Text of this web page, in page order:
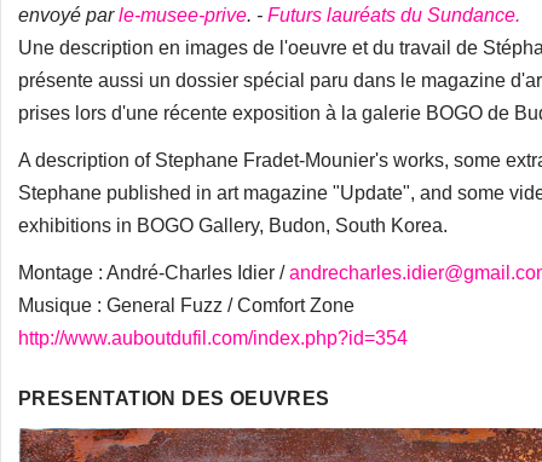
envoyé parle-musee-prive. - Futurs lauréats du Sundance.
Une description en images de l'oeuvre et du travail de
présente aussi un dossier spécial paru dans le magazine
prises lors d'une récente exposition à la galerie BOGO de
A description of Stephane Fradet-Mounier's works, some
Stephane published in art magazine "Update", and some
exhibitions in BOGO Gallery, Budon, South Korea.
Montage : André-Charles Idier /
Musique : General Fuzz / Comfort Zone
http://www.auboutdufil.com/index.php?id=354
PRESENTATION DES OEUVRES